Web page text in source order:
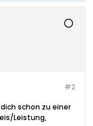
#2
schon zu einer
Leistung,